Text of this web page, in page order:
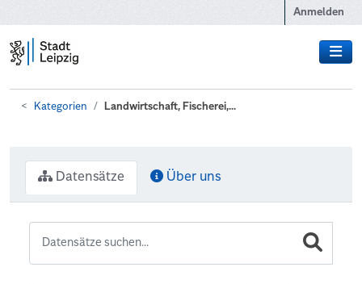
Anmelden
Kategorien Landwirtschaft, Fischerei,...
Datensätze Über uns